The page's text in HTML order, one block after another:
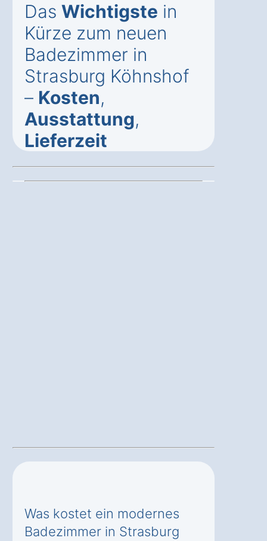
Das Wichtigste in
Kürze zum neuen
Badezimmer in
Strasburg Köhnshof
– Kosten,
Ausstattung,
Lieferzeit
Was kostet ein modernes
Badezimmer in Strasburg